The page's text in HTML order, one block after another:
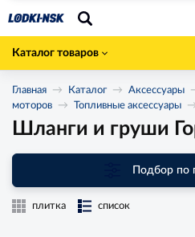
Каталог товаров
Главная Каталог Аксессуары
моторов
Топливные аксессуары
Шланги и груши
Подбор по
плитка список